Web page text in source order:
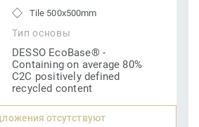
Tile 500x500mm
Тип основы
DESSO EcoBase® -
Containing on average 80%
C2C positively defined
recycled content
отсутствуют